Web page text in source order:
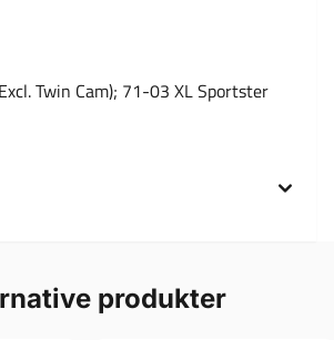
Twin Cam); 71-03 XL Sportster
produkter